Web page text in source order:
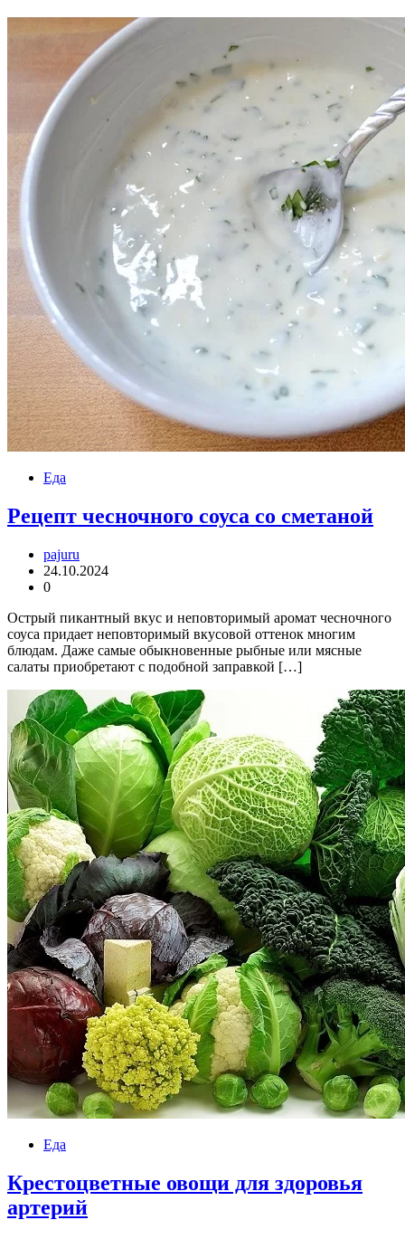
Еда
Рецепт чесночного соуса со сметаной
pajuru
24.10.2024
0
Острый пикантный вкус и неповторимый аромат чесночного
соуса придает неповторимый вкусовой оттенок многим
блюдам. Даже самые обыкновенные рыбные или мясные
салаты приобретают с подобной заправкой […]
Еда
Крестоцветные овощи для здоровья
артерий